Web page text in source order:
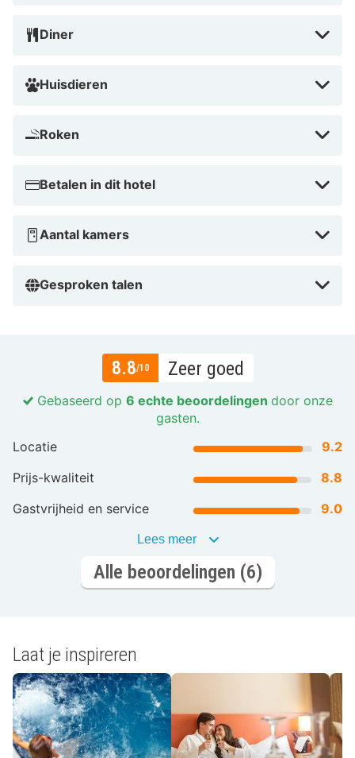
Diner
Huisdieren
Roken
Betalen in dit hotel
Aantal kamers
Gesproken talen
8.8/10 Zeer goed
Gebaseerd op 6 echte beoordelingen door onze
gasten.
Locatie
9.2
Prijs-kwaliteit
8.8
Gastvrijheid en service
9.0
Lees meer
Alle beoordelingen (6)
Laat je inspireren